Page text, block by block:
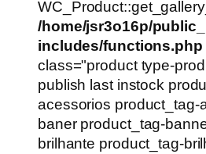
/home/jsr3o16p/
includes/functions.php
class="product type-
publish last instock
acessorios product_tag-
baner product_tag-
brilhante product_tag-